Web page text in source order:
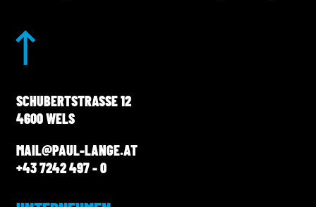
SCHUBERTSTRASSE 12
4600 WELS
MAIL@PAUL-LANGE.AT
+43 7242 497 - 0